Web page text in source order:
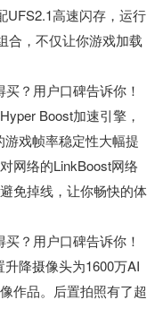
UFS2.1高速闪存，运行
合，不仅让你游戏加载
Boost加速引擎，
戏帧率稳定性大幅提
网络的LinkBoost网络
免掉线，让你畅快的体
降摄像头为1600万AI
作品。后置拍照有了超